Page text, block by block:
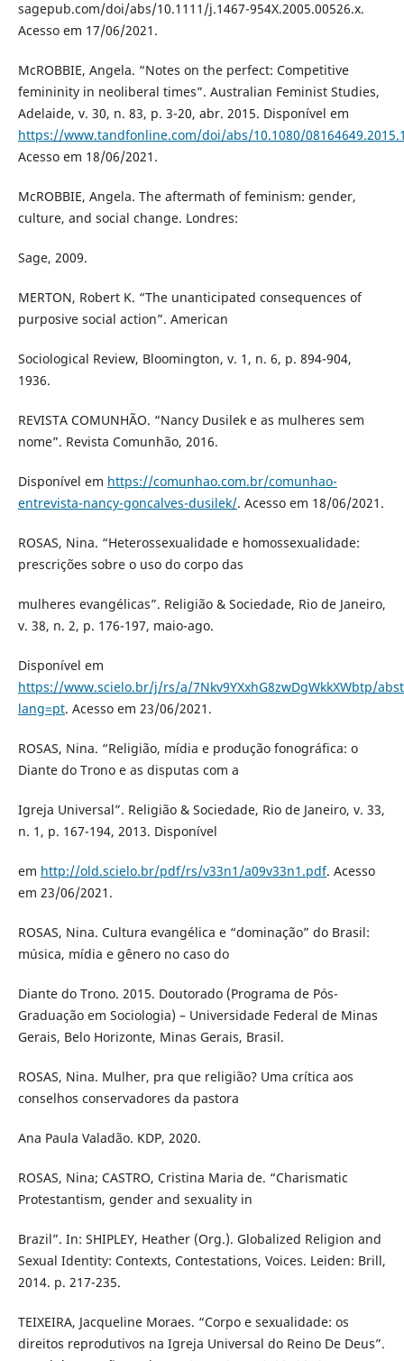
sagepub.com/doi/abs/10.1111/j.1467-954X.2005.00526.x.
Acesso em 17/06/2021.
McROBBIE, Angela. “Notes on the perfect: Competitive
femininity in neoliberal times”. Australian Feminist Studies,
Adelaide, v. 30, n. 83, p. 3-20, abr. 2015. Disponível em
https://www.tandfonline.com/doi/abs/10.1080/
Acesso em 18/06/2021.
McROBBIE, Angela. The aftermath of feminism: gender,
culture, and social change. Londres:
Sage, 2009.
MERTON, Robert K. “The unanticipated consequences of
purposive social action”. American
Sociological Review, Bloomington, v. 1, n. 6, p. 894-904,
1936.
REVISTA COMUNHÃO. “Nancy Dusilek e as mulheres sem
nome”. Revista Comunhão, 2016.
Disponível em https://comunhao.com.br/comunhao-
entrevista-nancy-goncalves-dusilek/. Acesso em 18/06/2021.
ROSAS, Nina. “Heterossexualidade e homossexualidade:
prescrições sobre o uso do corpo das
mulheres evangélicas”. Religião & Sociedade, Rio de Janeiro,
v. 38, n. 2, p. 176-197, maio-ago.
Disponível em
https://www.scielo.br/j/rs/a/7Nkv9YXxhG8zwDgWkkXWbtp/
lang=pt. Acesso em 23/06/2021.
ROSAS, Nina. “Religião, mídia e produção fonográfica: o
Diante do Trono e as disputas com a
Igreja Universal”. Religião & Sociedade, Rio de Janeiro, v. 33,
n. 1, p. 167-194, 2013. Disponível
em http://old.scielo.br/pdf/rs/v33n1/a09v33n1.pdf. Acesso
em 23/06/2021.
ROSAS, Nina. Cultura evangélica e “dominação” do Brasil:
música, mídia e gênero no caso do
Diante do Trono. 2015. Doutorado (Programa de Pós-
Graduação em Sociologia) – Universidade Federal de Minas
Gerais, Belo Horizonte, Minas Gerais, Brasil.
ROSAS, Nina. Mulher, pra que religião? Uma crítica aos
conselhos conservadores da pastora
Ana Paula Valadão. KDP, 2020.
ROSAS, Nina; CASTRO, Cristina Maria de. “Charismatic
Protestantism, gender and sexuality in
Brazil”. In: SHIPLEY, Heather (Org.). Globalized Religion and
Sexual Identity: Contexts, Contestations, Voices. Leiden: Brill,
2014. p. 217-235.
TEIXEIRA, Jacqueline Moraes. “Corpo e sexualidade: os
direitos reprodutivos na Igreja Universal do Reino De Deus”.